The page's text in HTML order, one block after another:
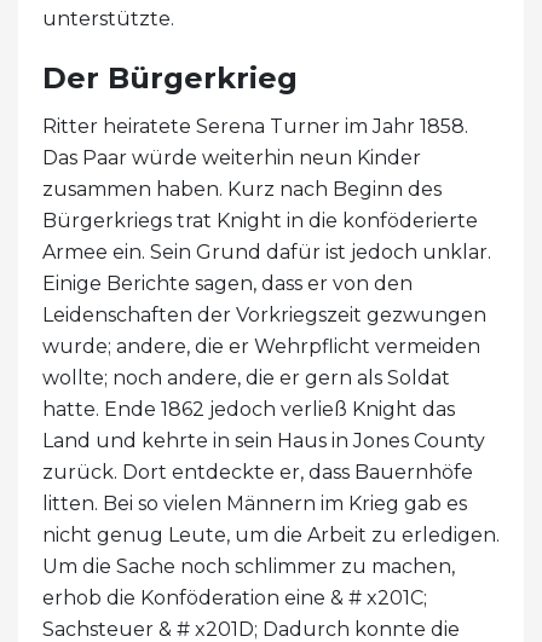
unterstützte.
Der Bürgerkrieg
Ritter heiratete Serena Turner im Jahr 1858.
Das Paar würde weiterhin neun Kinder
zusammen haben. Kurz nach Beginn des
Bürgerkriegs trat Knight in die konföderierte
Armee ein. Sein Grund dafür ist jedoch unklar.
Einige Berichte sagen, dass er von den
Leidenschaften der Vorkriegszeit gezwungen
wurde; andere, die er Wehrpflicht vermeiden
wollte; noch andere, die er gern als Soldat
hatte. Ende 1862 jedoch verließ Knight das
Land und kehrte in sein Haus in Jones County
zurück. Dort entdeckte er, dass Bauernhöfe
litten. Bei so vielen Männern im Krieg gab es
nicht genug Leute, um die Arbeit zu erledigen.
Um die Sache noch schlimmer zu machen,
erhob die Konföderation eine & # x201C;
Sachsteuer & # x201D; Dadurch konnte die